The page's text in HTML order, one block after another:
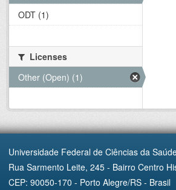
ODT (1)
Licenses
Other (Open) (1)
Universidade Federal de Ciências da
Rua Sarmento Leite, 245 - Bairro Centro
CEP: 90050-170 - Porto Alegre/RS - Brasil